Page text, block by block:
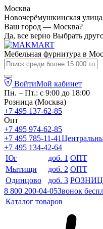
Москва
Новочерёмушкинская
Ваш город — Москва?
Да, все верно Выбрать
Мебельная фурнитура в
ВойтиМой кабинет
Пн. – Пт.: с 9:00 до 18:00
Розница (Москва)
+7 495 137-62-85
Опт
+7 495 974-62-85
+7 495 785-11-41
+7 495 134-42-64
Юг
доб. 1 ОПТ
Мытищи
доб. 2 ОПТ
Одинцово
доб. 3
8 800 200-04-05Звонок
Каталог товаров